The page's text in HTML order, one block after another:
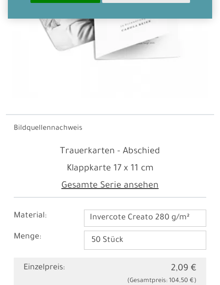
Bildquellennachweis
Trauerkarten - Abschied
Gesamte Serie ansehen
Klappkarte 17 x 11 cm
Material: Invercote Creato 280 g/m²
Menge:
Einzelpreis: 2,09 €
(Gesamtpreis: 104,50 €)